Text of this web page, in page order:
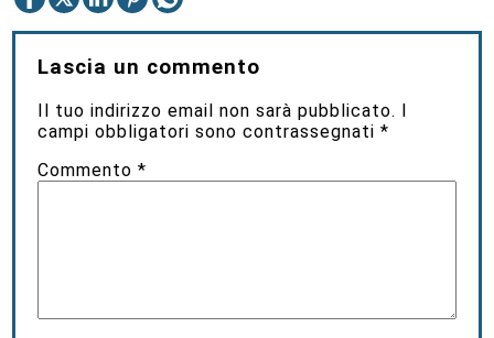
Lascia un commento
Il tuo indirizzo email non sarà pubblicato. I
campi obbligatori sono contrassegnati*
Commento*